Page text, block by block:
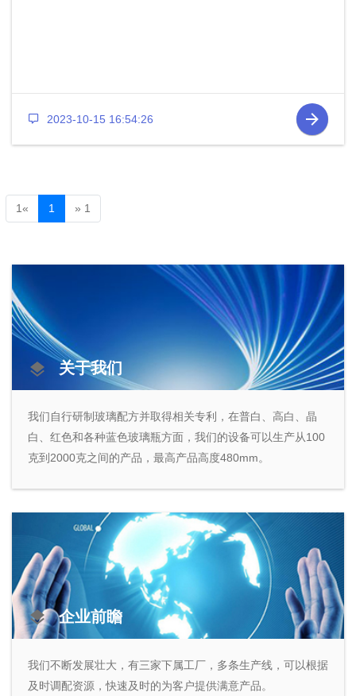
2023-10-15 16:54:26
1« Previous
1 » Next
1
关于我们
我们自行研制玻璃配方并取得相关专利，在普白、高白、晶
白、红色和各种蓝色玻璃瓶方面，我们的设备可以生产从100
克到2000克之间的产品，最高产品高度480mm。
企业前瞻
我们不断发展壮大，有三家下属工厂，多条生产线，可以根据
及时调配资源，快速及时的为客户提供满意产品。